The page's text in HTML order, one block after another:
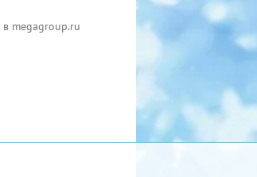
в megagroup.ru